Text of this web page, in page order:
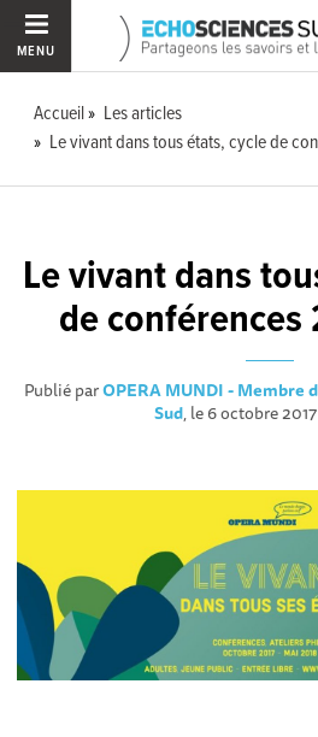
MENU
Accueil
Les articles
Le vivant dans tous états, cycle de
Le vivant dans
de conférences
Publié parOPERA MUNDI - Membre
Sud, le 6 octobre 2017